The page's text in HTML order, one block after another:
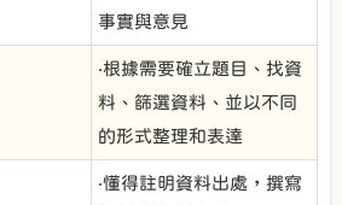
事實與意見
‧根據需要確立題目、找資
料、篩選資料、並以不同
的形式整理和表達
‧懂得註明資料出處，撰寫